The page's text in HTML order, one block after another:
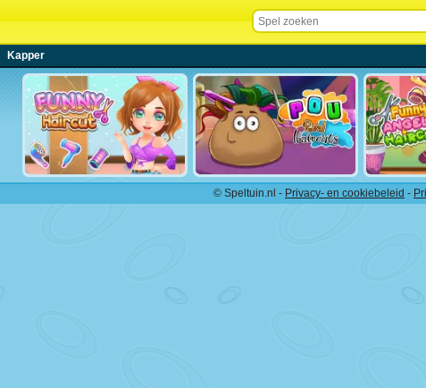
Kapper
© Speltuin.nl - Privacy- en cookiebeleid -